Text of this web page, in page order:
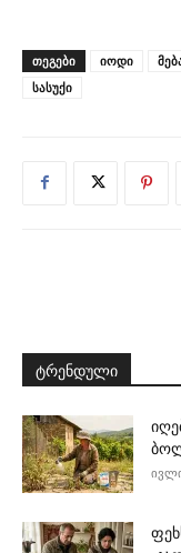
ᲗᲔᲒᲔᲑᲘ იოდი
სასუქი
ტრენდული